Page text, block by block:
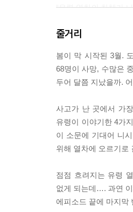
“유령 열차의 차체가
“….”
“네가 행복하게 사는
도. 할머니가 돼서도.
나는 옛날부터 동네
공사장 인부였던 아
생이었을 때는 학교
그런 모습을 보고 자
서 도쿄의 유명 사립
다.
줄거리
봄이 막 시작된 3월.
68명이 사망, 수많은
두어 달쯤 지났을까.
사고가 난 곳에서 가
유령이 이야기한 4가
이 소문에 기대어 니
위해 열차에 오르기로
점점 흐려지는 유령
없게 되는데…. 과연
에피소드 끝에 마지막